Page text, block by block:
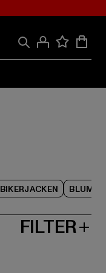
BIKERJACKEN
FILTER